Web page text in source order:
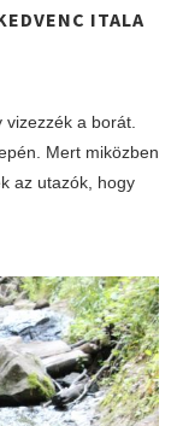
ITALA
a borát.
Mert miközben
az utazók, hogy